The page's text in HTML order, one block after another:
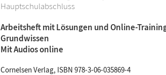
Hauptschulabschluss
Arbeitsheft mit Lösungen und Online-
Grundwissen
Mit Audios online
Cornelsen Verlag, ISBN 978-3-06-035869-4